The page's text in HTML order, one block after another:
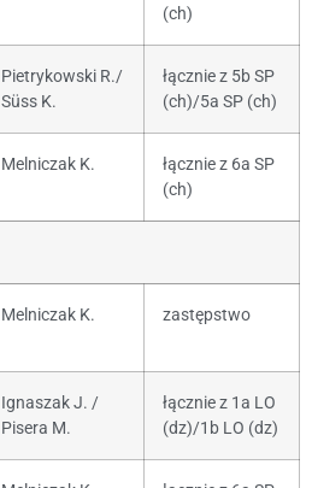
(ch)
Pietrykowski R./
Süss K.
łącznie z 5b SP
(ch)/5a SP (ch)
Melniczak K.
łącznie z 6a SP
(ch)
Melniczak K. zastępstwo
Ignaszak J. /
Pisera M.
łącznie z 1a LO
(dz)/1b LO (dz)